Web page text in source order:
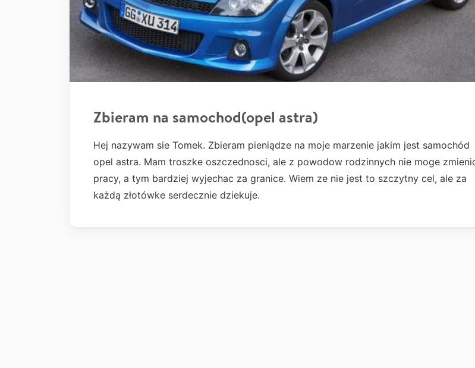
Zbieram na samochod(opel astra)
Hej nazywam sie Tomek. Zbieram pieniądze na moje marzenie jakim jest samochód
opel astra. Mam troszke oszczednosci, ale z powodow rodzinnych nie moge
pracy, a tym bardziej wyjechac za granice. Wiem ze nie jest to szczytny cel, ale za
każdą złotówke serdecznie dziekuje.